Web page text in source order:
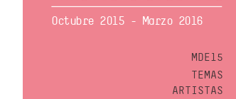
Octubre 2015 - Marzo 2016
MDE15
TEMAS
ARTISTAS